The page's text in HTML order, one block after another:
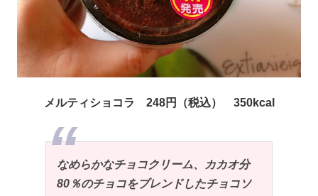
メルティショコラ 248円（税込） 350kcal
なめらかなチョコクリーム、カカオ分
80％のチョコをブレンドしたチョコソ